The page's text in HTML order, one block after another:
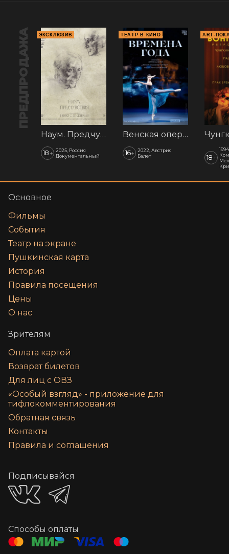
ПРЕДПРОДАЖА ЭКСКЛЮЗИВ
Наум. Предчувствия
18 + 2025, Россия
Документальный
ТЕАТР В КИНО
Венская опера: Времена года
16+
2022, Австрия
Балет
ART-
18 +
Основное
Фильмы
События
Театр на экране
Пушкинская карта
История
Правила посещения
Цены
О нас
Зрителям
Оплата картой
Возврат билетов
Для лиц с ОВЗ
«‎Особый взгляд» - приложение для
тифлокомментирования
Обратная связь
Контакты
Правила и соглашения
Подписывайся
Способы оплаты